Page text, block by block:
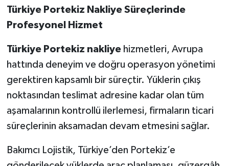
Türkiye Portekiz Nakliye Süreçlerinde
Profesyonel Hizmet
Türkiye Portekiz nakliyehizmetleri, Avrupa
hattında deneyim ve doğru operasyon yönetimi
gerektiren kapsamlı bir süreçtir. Yüklerin çıkış
noktasından teslimat adresine kadar olan tüm
aşamalarının kontrollü ilerlemesi, firmaların ticari
süreçlerinin aksamadan devam etmesini sağlar.
Bakımcı Lojistik, Türkiye’den Portekiz’e